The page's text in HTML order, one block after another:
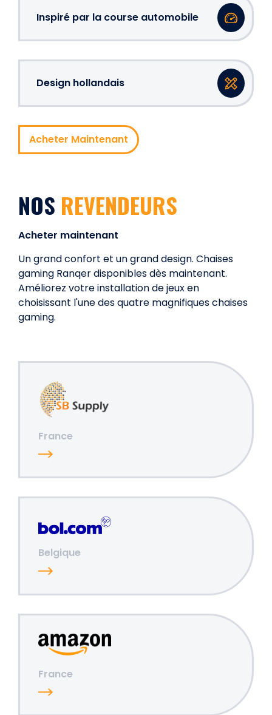
Inspiré par la course automobile
Design hollandais
Acheter Maintenant
NOS REVENDEURS
Acheter maintenant
Un grand confort et un grand design. Chaises
gaming Ranqer disponibles dès maintenant.
Améliorez votre installation de jeux en
choisissant l'une des quatre magnifiques chaises
gaming.
France
Belgique
France